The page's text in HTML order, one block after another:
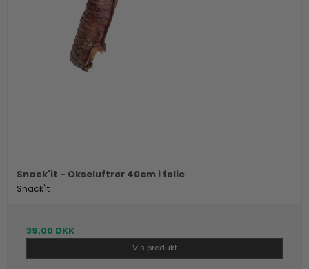
Snack'it - Okseluftrør 40cm i folie
Snack'It
39,00 DKK
Vis produkt